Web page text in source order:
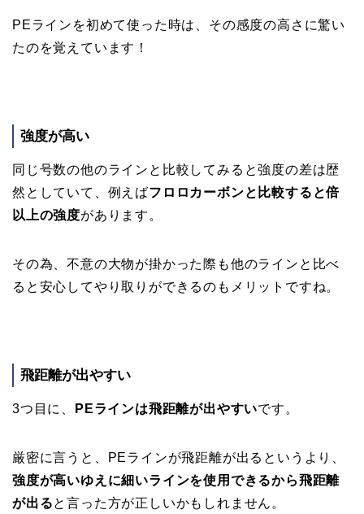
PEラインを初めて使った時は、その感度の高さに驚い
たのを覚えています！
強度が高い
同じ号数の他のラインと比較してみると強度の差は歴
然としていて、例えばフロロカーボンと比較すると倍
以上の強度があります。
その為、不意の大物が掛かった際も他のラインと比べ
ると安心してやり取りができるのもメリットですね。
飛距離が出やすい
3つ目に、 PEラインは飛距離が出やすいです。
厳密に言うと、PEラインが飛距離が出るというより、
強度が高いゆえに細いラインを使用できるから飛距離
が出ると言った方が正しいかもしれません。